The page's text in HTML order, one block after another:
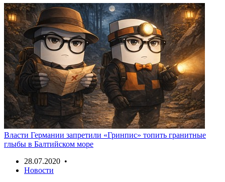
Власти Германии запретили «Гринпис» топить гранитные
глыбы в Балтийском море
28.07.2020 •
Новости